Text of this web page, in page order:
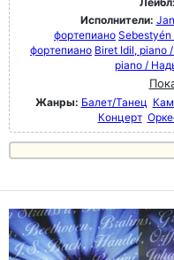
Исполнители:
фортепиано
фортепиано Biret Idil, piano
piano /
Жанры: Балет/Танец
Концерт